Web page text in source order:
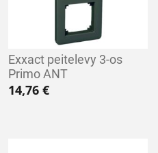
Exxact peitelevy 3-os
Primo ANT
14,76 €